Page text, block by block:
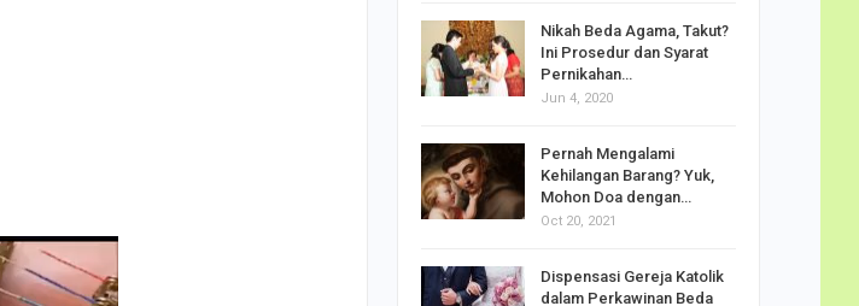
Nikah Beda Agama, Takut?
Ini Prosedur dan Syarat
Pernikahan…
Jun 4, 2020
Pernah Mengalami
Kehilangan Barang? Yuk,
Mohon Doa dengan…
Oct 20, 2021
Dispensasi Gereja Katolik
dalam Perkawinan Beda